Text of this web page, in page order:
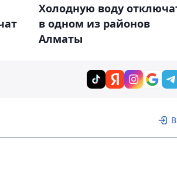
Холодную воду
в одном из районов
Алматы